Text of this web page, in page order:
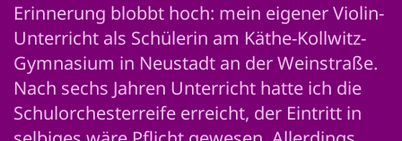
Erinnerung blobbt hoch: mein eigener Violin-
Unterricht als Schülerin am Käthe-Kollwitz-
Gymnasium in Neustadt an der Weinstraße.
Nach sechs Jahren Unterricht hatte ich die
Schulorchesterreife erreicht, der Eintritt in